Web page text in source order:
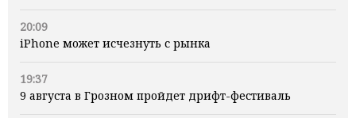
20:09
iPhone может исчезнуть с рынка
19:37
9 августа в Грозном пройдет дрифт-фестиваль